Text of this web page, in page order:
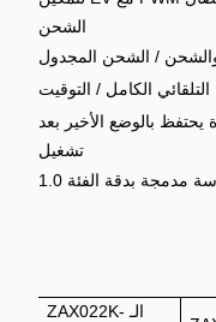
الشحن
والشحن / الشحن المجدول
الكامل / التوقيت
الذاكرة يحتفظ بالوضع الأخير بعد
تشغيل
بدقة الفئة 1.0
الـ ZAX022K-